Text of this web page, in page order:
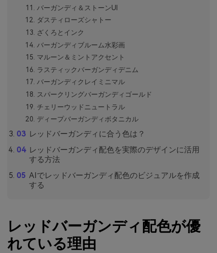
バーガンディ＆ストーンUI
ダスティローズシャトー
ざくろとインク
バーガンディブルーム水彩画
マルーン＆ミントアクセント
ラスティックバーガンディデニム
バーガンディクレイミニマル
スパークリングバーガンディゴールド
チェリーウッドニュートラル
ディープバーガンディボタニカル
レッドバーガンディに合う色は？
レッドバーガンディ配色を実際のデザインに活用
する方法
AIでレッドバーガンディ配色のビジュアルを作成
する
レッドバーガンディ配色が優
れている理由